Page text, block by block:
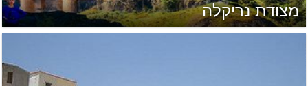
מצודת נריקלה